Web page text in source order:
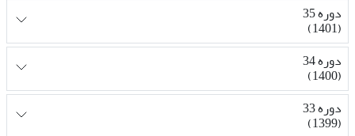
دوره 35
(1401)
دوره 34
(1400)
دوره 33
(1399)